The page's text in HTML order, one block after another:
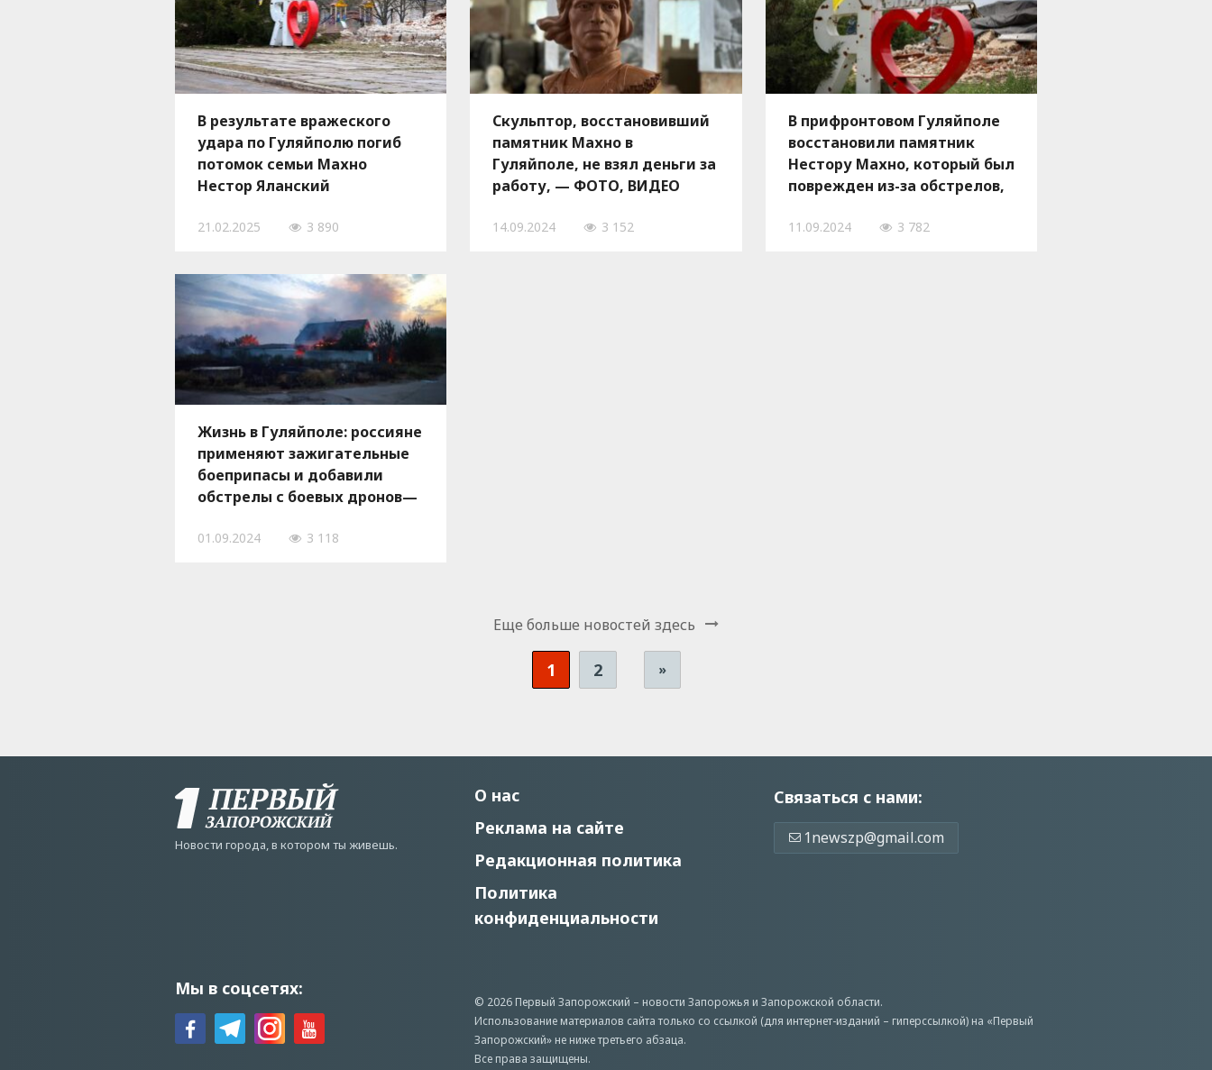
В результате вражеского
удара по Гуляйполю погиб
потомок семьи Махно
Нестор Яланский
21.02.2025 3 890
Скульптор, восстановивший
памятник Махно в
Гуляйполе, не взял деньги за
работу, — ФОТО, ВИДЕО
14.09.2024 3 152
В прифронтовом Гуляйполе
восстановили памятник
Нестору Махно, который был
поврежден из-за обстрелов,
11.09.2024 3 782
Жизнь в Гуляйполе: россияне
применяют зажигательные
боеприпасы и добавили
обстрелы с боевых дронов—
01.09.2024 3 118
Еще больше новостей здесь
1 2 »
Новости города, в котором ты живешь.
О нас
Реклама на сайте
Редакционная политика
Политика
конфиденциальности
Связаться с нами:
1newszp@gmail.com
Мы в соцсетях:
© 2026 Первый Запорожский – новости Запорожья и Запорожской области.
Использование материалов сайта только со ссылкой (для интернет-изданий – гиперссылкой) на «Первый
Запорожский» не ниже третьего абзаца.
Все права защищены.